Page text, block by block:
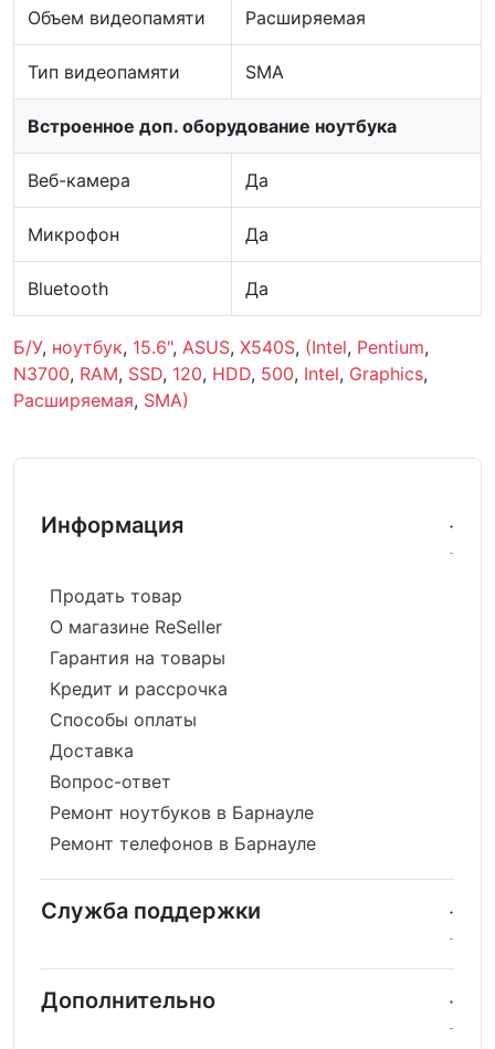
Объем видеопамяти Расширяемая
Тип видеопамяти SMA
Встроенное доп. оборудование ноутбука
Веб-камера Да
Микрофон Да
Bluetooth Да
Б/У, ноутбук, 15.6", ASUS, X540S, (Intel, Pentium,
N3700, RAM, SSD, 120, HDD, 500, Intel, Graphics,
Расширяемая, SMA)
Информация
Продать товар
О магазине ReSeller
Гарантия на товары
Кредит и рассрочка
Способы оплаты
Доставка
Вопрос-ответ
Ремонт ноутбуков в Барнауле
Ремонт телефонов в Барнауле
Служба поддержки
Дополнительно